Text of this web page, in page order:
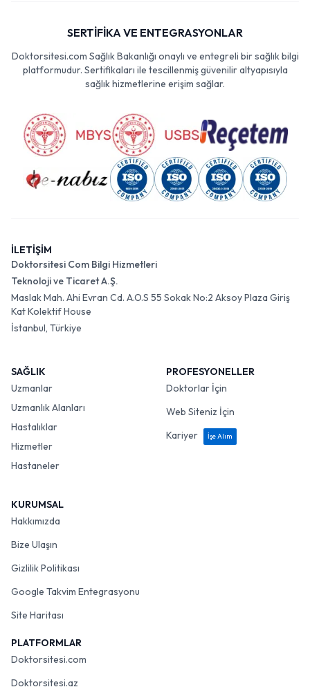
SERTİFİKA VE ENTEGRASYONLAR
Doktorsitesi.com Sağlık Bakanlığı onaylı ve entegreli bir sağlık bilgi
platformudur. Sertifikaları ile tescillenmiş güvenilir altyapısıyla
sağlık hizmetlerine erişim sağlar.
İLETİŞİM
Doktorsitesi Com Bilgi Hizmetleri
Teknoloji ve Ticaret A.Ş.
Maslak Mah. Ahi Evran Cd. A.O.S 55 Sokak No:2 Aksoy Plaza Giriş
Kat Kolektif House
İstanbul, Türkiye
SAĞLIK
Uzmanlar
Uzmanlık Alanları
Hastalıklar
Hizmetler
Hastaneler
PROFESYONELLER
Doktorlar İçin
Web Siteniz İçin
Kariyer
İşe Alım
KURUMSAL
Hakkımızda
Bize Ulaşın
Gizlilik Politikası
Google Takvim Entegrasyonu
Site Haritası
PLATFORMLAR
Doktorsitesi.com
Doktorsitesi.az